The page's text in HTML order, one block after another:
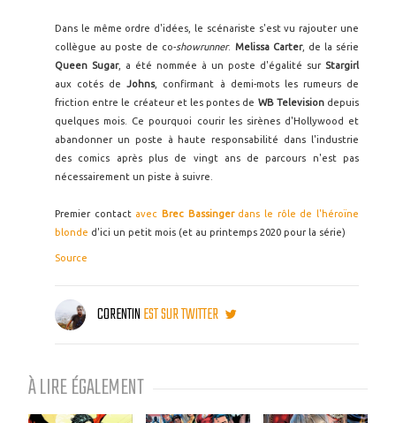
Dans le même ordre d'idées, le scénariste s'est vu rajouter une
collègue au poste de co-showrunner. Melissa Carter, de la série
Queen Sugar, a été nommée à un poste d'égalité sur Stargirl
aux cotés deJohns, confirmant à demi-mots les rumeurs de
friction entre le créateur et les pontes de WB Television depuis
quelques mois. Ce pourquoi courir les sirènes d'Hollywood et
abandonner un poste à haute responsabilité dans l'industrie
des comics après plus de vingt ans de parcours n'est pas
nécessairement un piste à suivre.
Premier contact avecBrec Bassinger dans le rôle de l'héroïne
blonde d'ici un petit mois (et au printemps 2020 pour la série)
Source
CORENTINEST SUR TWITTER
À LIRE ÉGALEMENT